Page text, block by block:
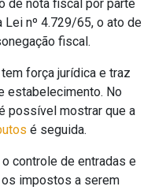
de nota fiscal por parte
Lei nº 4.729/65, o ato de
fiscal.
força jurídica e traz
estabelecimento. No
possível mostrar que a
é seguida.
controle de entradas e
impostos a serem